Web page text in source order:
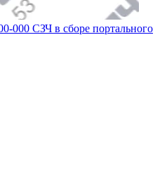
000 СЗЧ в сборе портального